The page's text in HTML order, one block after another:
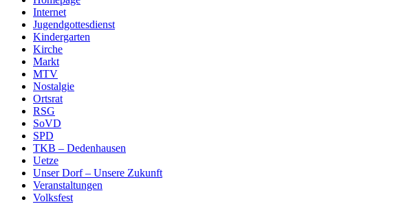
Internet
Jugendgottesdienst
Kindergarten
Kirche
Markt
MTV
Nostalgie
Ortsrat
RSG
SoVD
SPD
TKB – Dedenhausen
Uetze
Unser Dorf – Unsere Zukunft
Veranstaltungen
Volksfest